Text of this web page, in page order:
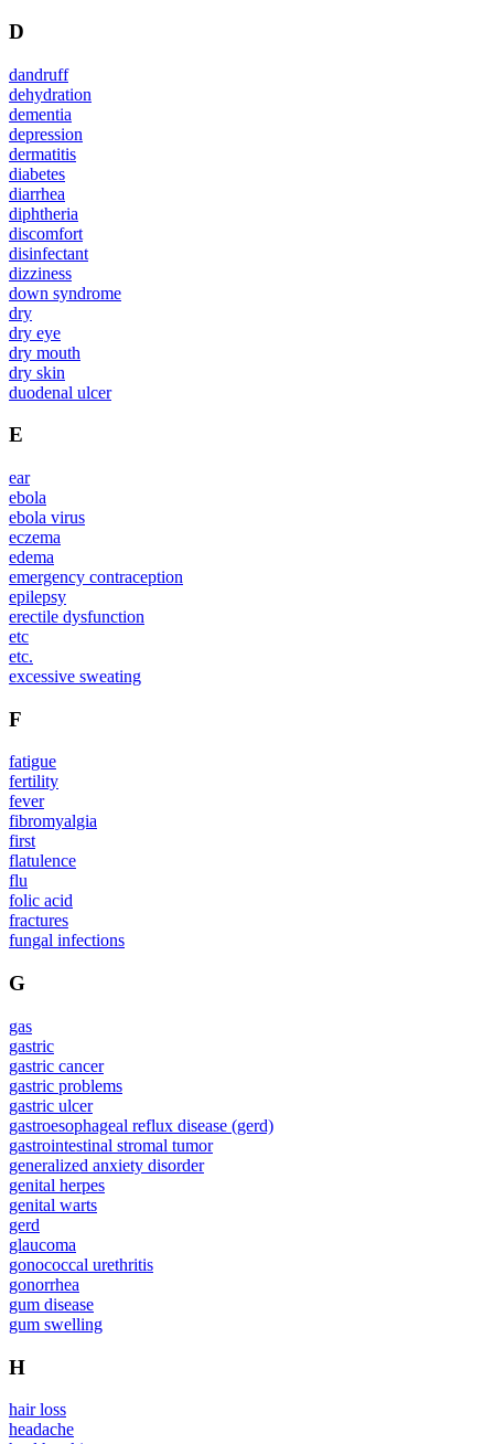
D
dandruff
dehydration
dementia
depression
dermatitis
diabetes
diarrhea
diphtheria
discomfort
disinfectant
dizziness
down syndrome
dry
dry eye
dry mouth
dry skin
duodenal ulcer
E
ear
ebola
ebola virus
eczema
edema
emergency contraception
epilepsy
erectile dysfunction
etc
etc.
excessive sweating
F
fatigue
fertility
fever
fibromyalgia
first
flatulence
flu
folic acid
fractures
fungal infections
G
gas
gastric
gastric cancer
gastric problems
gastric ulcer
gastroesophageal reflux disease (gerd)
gastrointestinal stromal tumor
generalized anxiety disorder
genital herpes
genital warts
gerd
glaucoma
gonococcal urethritis
gonorrhea
gum disease
gum swelling
H
hair loss
headache